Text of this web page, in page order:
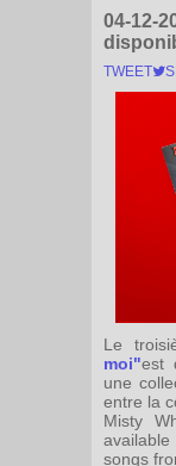
04-12-
TWEET
Le
moi"est
une
entre la
Misty
available
songs